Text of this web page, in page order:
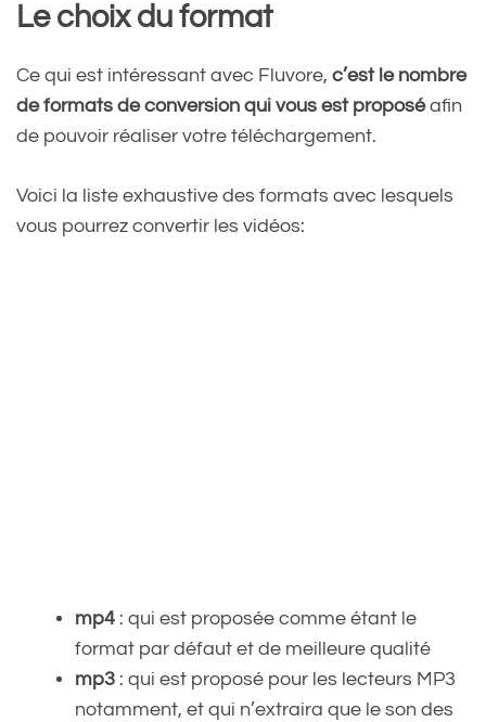
Le choix du format
Ce qui est intéressant avec Fluvore, c’est le nombre
de formats de conversion qui vous est proposéafin
de pouvoir réaliser votre téléchargement.
Voici la liste exhaustive des formats avec lesquels
vous pourrez convertir les vidéos:
mp4 : qui est proposée comme étant le
format par défaut et de meilleure qualité
mp3 : qui est proposé pour les lecteurs MP3
notamment, et qui n’extraira que le son des